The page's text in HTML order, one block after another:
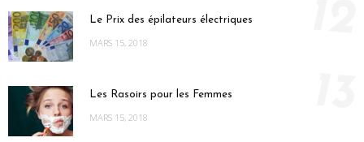
Le Prix des épilateurs électriques
MARS 15, 2018
Les Rasoirs pour les Femmes
MARS 15, 2018